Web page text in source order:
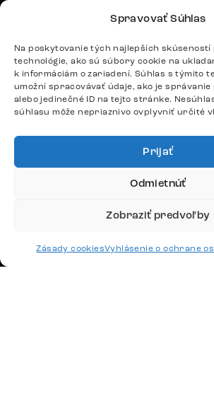
Spravovať Súhlas
Na poskytovanie tých najlepších skúseností
technológie, ako sú súbory cookie na
k informáciám o zariadení. Súhlas s týmito
umožní spracovávať údaje, ako je
alebo jedinečné ID na tejto stránke.
súhlasu môže nepriaznivo ovplyvniť určité
Prijať
Odmietnúť
Zobraziť predvoľby
Zásady cookiesVyhlásenie o ochrane
Potrebujete radu? Ozvite
+420 770 313 313
Po – Pia: 9:00 – 17:00
podpora@delife-shop.sk
Odpovedáme do 24 hodín.